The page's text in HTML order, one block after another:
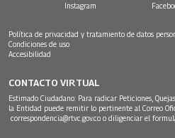
Instagram
Política de privacidad y tratamiento de datos
Condiciones de uso
Accesibilidad
CONTACTO VIRTUAL
Estimado Ciudadano: Para radicar Peticiones,
la Entidad puede remitir lo pertinente al Correo
correspondencia@rtvc.gov.co o diligenciar el